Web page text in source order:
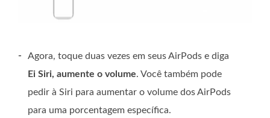
-
Agora, toque duas vezes em seus AirPods e diga
Ei Siri, aumente o volume. Você também pode
pedir à Siri para aumentar o volume dos AirPods
para uma porcentagem específica.